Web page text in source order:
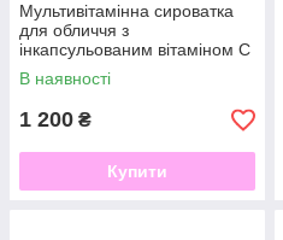
Мультивітамінна сироватка
для обличчя з
інкапсульованим вітаміном С
whocares Shining C-Capsule
Serum 30 ml
В наявності
1 200 ₴
Купити